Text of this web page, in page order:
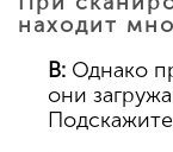
находит
В: Однако
они